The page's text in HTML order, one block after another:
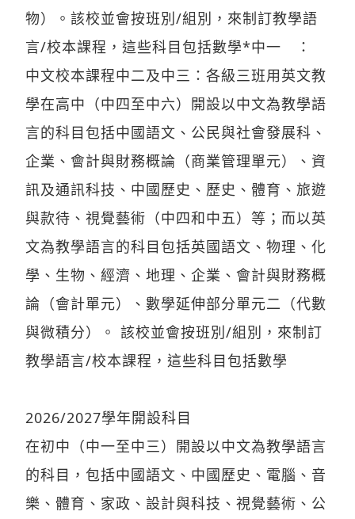
物）。該校並會按班別/組別，來制訂教學語
言/校本課程，這些科目包括數學*中一 ：
中文校本課程中二及中三：各級三班用英文教
學在高中（中四至中六）開設以中文為教學語
言的科目包括中國語文、公民與社會發展科、
企業、會計與財務概論（商業管理單元）、資
訊及通訊科技、中國歷史、歷史、體育、旅遊
與款待、視覺藝術（中四和中五）等；而以英
文為教學語言的科目包括英國語文、物理、化
學、生物、經濟、地理、企業、會計與財務概
論（會計單元）、數學延伸部分單元二（代數
與微積分）。 該校並會按班別/組別，來制訂
教學語言/校本課程，這些科目包括數學
2026/2027學年開設科目
在初中（中一至中三）開設以中文為教學語言
的科目，包括中國語文、中國歷史、電腦、音
樂、體育、家政、設計與科技、視覺藝術、公